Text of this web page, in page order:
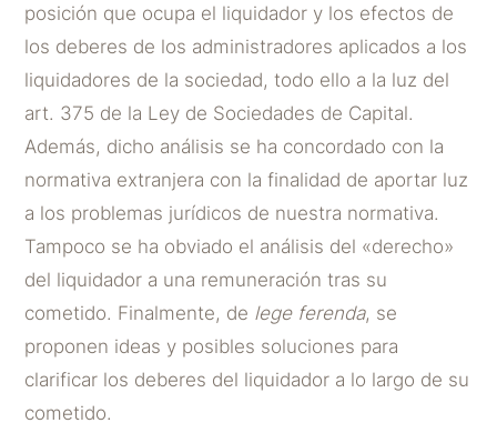
posición que ocupa el liquidador y los efectos de
los deberes de los administradores aplicados a los
liquidadores de la sociedad, todo ello a la luz del
art. 375 de la Ley de Sociedades de Capital.
Además, dicho análisis se ha concordado con la
normativa extranjera con la finalidad de aportar luz
a los problemas jurídicos de nuestra normativa.
Tampoco se ha obviado el análisis del «derecho»
del liquidador a una remuneración tras su
cometido. Finalmente, de lege ferenda, se
proponen ideas y posibles soluciones para
clarificar los deberes del liquidador a lo largo de su
cometido.